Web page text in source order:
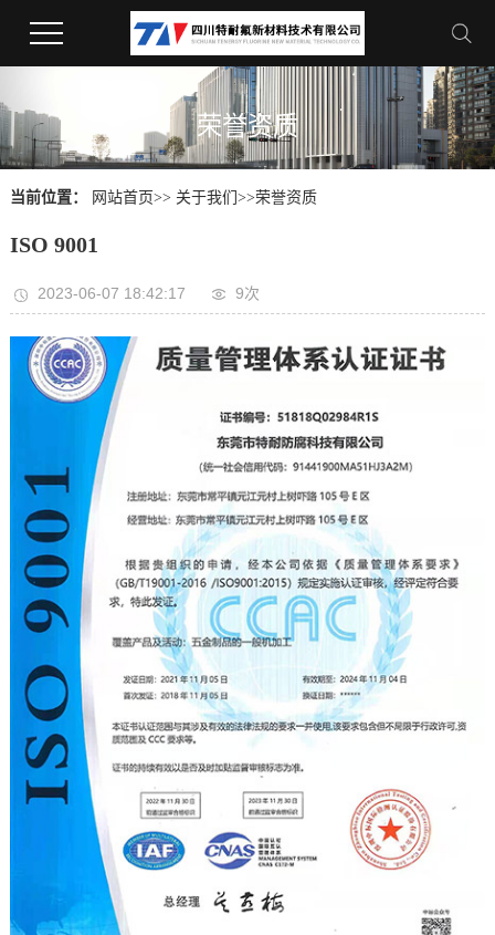
荣誉资质
当前位置： 网站首页>> 关于我们 >>荣誉资质
ISO 9001
2023-06-07 18:42:17 9次